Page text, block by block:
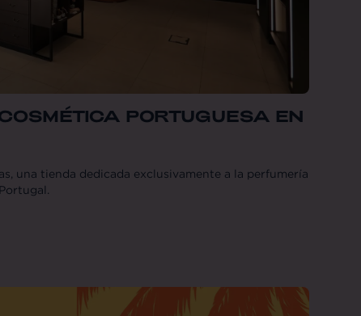
PORTUGUESA EN
una tienda dedicada exclusivamente a la perfumería